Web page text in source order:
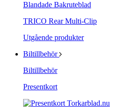
Blandade Bakruteblad
TRICO Rear Multi-Clip
Utgående produkter
Biltillbehör
Biltillbehör
Presentkort